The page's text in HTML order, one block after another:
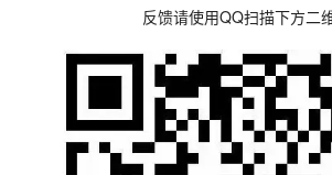
反馈请使用QQ扫描下方二